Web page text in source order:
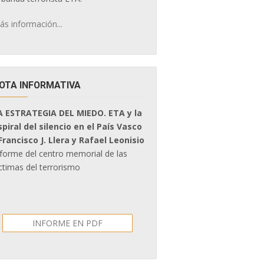
información...
INFORMATIVA
ESTRATEGIA DEL MIEDO. ETA y la
del silencio en el País Vasco
J. Llera y Rafael Leonisio
del centro memorial de las
del terrorismo
INFORME EN PDF